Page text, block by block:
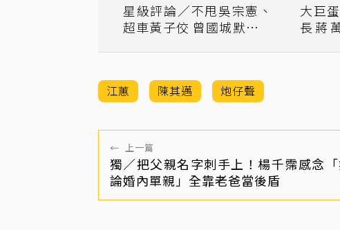
星級評論／不甩吳宗憲、
超車黃子佼 曾國城默默成
大巨
長蔣
江蕙 陳其邁 炮仔聲
← 上一篇
獨／把父親名字刺手上！楊千霈感念
論婚內單親」全靠老爸當後盾